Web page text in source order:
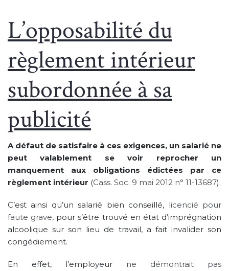
L’opposabilité du
règlement intérieur
subordonnée à sa
publicité
A défaut de satisfaire à ces exigences, un salarié ne
peut valablement se voir reprocher un
manquement aux obligations édictées par ce
règlement intérieur (Cass. Soc. 9 mai 2012 n° 11-13687).
C’est ainsi qu’un salarié bien conseillé, licencié pour
faute grave, pour s’être trouvé en état d’imprégnation
alcoolique sur son lieu de travail, a fait invalider son
congédiement.
En effet, l’employeur ne démontrait pas